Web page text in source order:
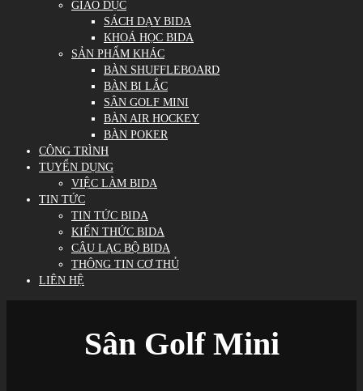
GIÁO DỤC
SÁCH DẠY BIDA
KHOÁ HỌC BIDA
SẢN PHẨM KHÁC
BÀN SHUFFLEBOARD
BÀN BI LẮC
SÂN GOLF MINI
BÀN AIR HOCKEY
BÀN POKER
CÔNG TRÌNH
TUYỂN DỤNG
VIỆC LÀM BIDA
TIN TỨC
TIN TỨC BIDA
KIẾN THỨC BIDA
CÂU LẠC BỘ BIDA
THÔNG TIN CƠ THỦ
LIÊN HỆ
Sân Golf Mini